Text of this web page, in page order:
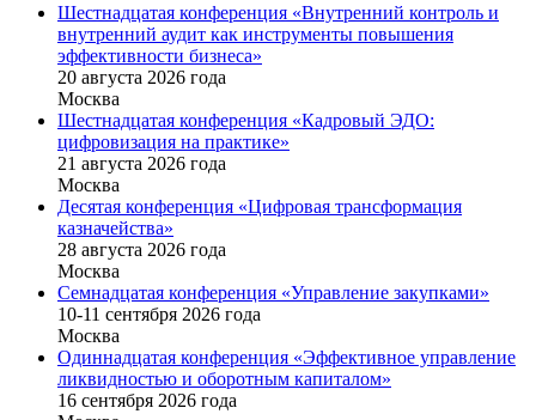
Шестнадцатая конференция «Внутренний контроль и
внутренний аудит как инструменты повышения
эффективности бизнеса»
20 августа 2026 года
Москва
Шестнадцатая конференция «Кадровый ЭДО:
цифровизация на практике»
21 августа 2026 года
Москва
Десятая конференция «Цифровая трансформация
казначейства»
28 августа 2026 года
Москва
Семнадцатая конференция «Управление закупками»
10-11 сентября 2026 года
Москва
Одиннадцатая конференция «Эффективное управление
ликвидностью и оборотным капиталом»
16 cентября 2026 года